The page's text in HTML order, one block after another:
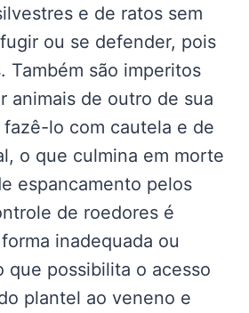
e de ratos sem
ou se defender, pois
Também são imperitos
animais de outro de sua
fazê-lo com cautela e de
o que culmina em morte
espancamento pelos
de roedores é
inadequada ou
que possibilita o acesso
plantel ao veneno e